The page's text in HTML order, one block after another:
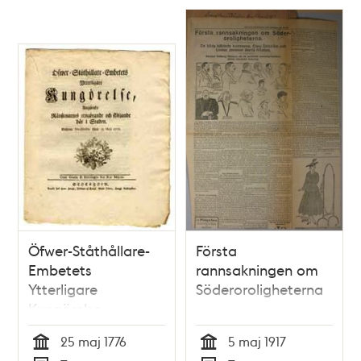
uphugga sina
ränstenar och från
sina hus upskotta
snön. Gifwen
Stockholm den 18
januarii 1796.
Öfwer-Ståthållare-
Embetets
Ytterligare
Kungörelse,
Angående
Ränstenarnes
25 maj 1776
Första
rannsakningen om
Söderoroligheterna
5 maj 1917